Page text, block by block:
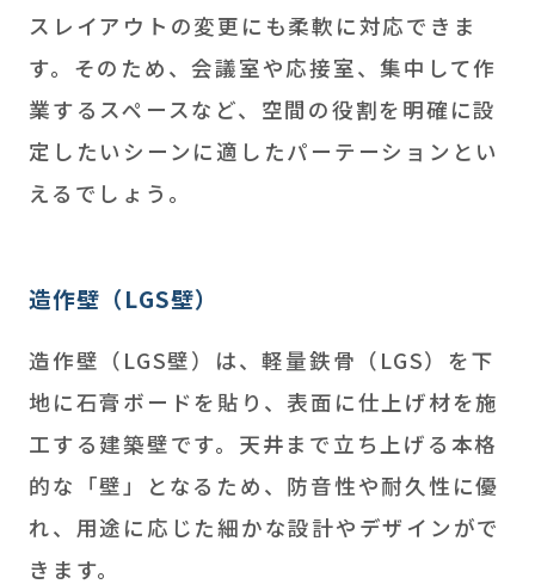
スレイアウトの変更にも柔軟に対応できま
す。そのため、会議室や応接室、集中して作
業するスペースなど、空間の役割を明確に設
定したいシーンに適したパーテーションとい
えるでしょう。
造作壁（LGS壁）
造作壁（LGS壁）は、軽量鉄骨（LGS）を下
地に石膏ボードを貼り、表面に仕上げ材を施
工する建築壁です。天井まで立ち上げる本格
的な「壁」となるため、防音性や耐久性に優
れ、用途に応じた細かな設計やデザインがで
きます。